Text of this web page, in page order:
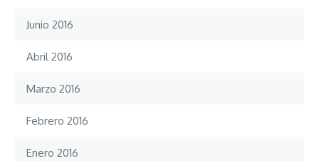
Junio 2016
Abril 2016
Marzo 2016
Febrero 2016
Enero 2016